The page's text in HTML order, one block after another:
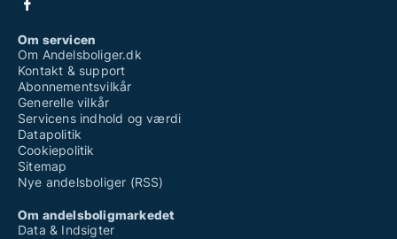
Om servicen
Om Andelsboliger.dk
Kontakt & support
Abonnementsvilkår
Generelle vilkår
Servicens indhold og værdi
Datapolitik
Cookiepolitik
Sitemap
Nye andelsboliger (RSS)
Om andelsboligmarkedet
Data & Indsigter